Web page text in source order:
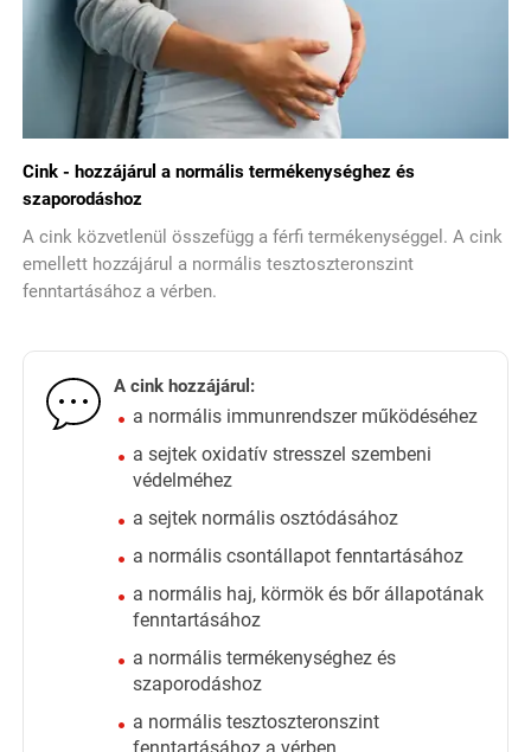
Cink - hozzájárul a normális termékenységhez és
szaporodáshoz
A cink közvetlenül összefügg a férfi termékenységgel. A cink
emellett hozzájárul a normális tesztoszteronszint
fenntartásához a vérben.
A cink hozzájárul:
a normális immunrendszer működéséhez
a sejtek oxidatív stresszel szembeni
védelméhez
a sejtek normális osztódásához
a normális csontállapot fenntartásához
a normális haj, körmök és bőr állapotának
fenntartásához
a normális termékenységhez és
szaporodáshoz
a normális tesztoszteronszint
fenntartásához a vérben